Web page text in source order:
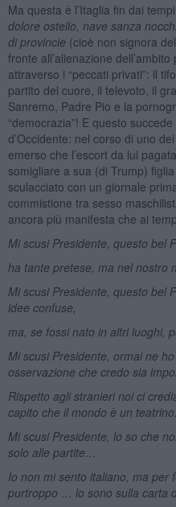
Ma questa è l’Itaglia fin dai
dolore ostello, nave sanza
di provincie (cioè non signora
fronte all’alienazione
attraverso i “peccati privati”: il
partito del cuore, il televoto, il
Sanremo, Padre Pio e la
“democrazia”! E questo
d’Occidente: nel corso di uno
emerso che l’escort da lui
somigliare a sua (di Trump)
sculacciato con un giornale
commistione tra sesso
ancora più manifesta che ai
Mi scusi Presidente, questo bel
ha tante pretese, ma nel nostro
Mi scusi Presidente, questo bel
idee confuse,
ma, se fossi nato in altri luoghi,
Mi scusi Presidente, ormai ne
osservazione che credo sia
Rispetto agli stranieri noi ci
capito che il mondo è un teatrino.
Mi scusi Presidente, lo so che
solo alle partite…
Io non mi sento italiano, ma per
purtroppo … lo sono sulla carta